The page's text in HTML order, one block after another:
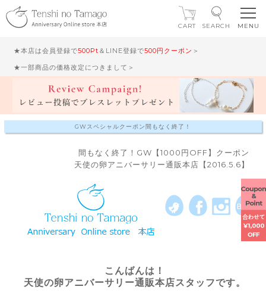
★本店は会員登録で500Pt ＆LINE登録で500円クーポン ＞
★一部商品の価格改定につきまして＞
CART SEARCH
GWスペシャルクーポン間もなく終了！
間もなく終了！GW【1000円OFF】クーポン
天使の卵アニバーサリー通販本店【2016.5.6】
こんばんは！
天使の卵アニバーサリー通販本店スタッフです。